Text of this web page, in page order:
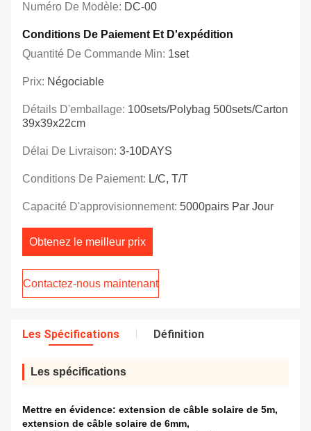
Numéro De Modèle: DC-00
Conditions De Paiement Et D'expédition
Quantité De Commande Min: 1set
Prix: Négociable
Détails D'emballage: 100sets/polybag 500sets/carton
39x39x22cm
Délai De Livraison: 3-10DAYS
Conditions De Paiement: L/C, T/T
Capacité D'approvisionnement: 5000pairs Par Jour
Obtenez le meilleur prix
Contactez-nous maintenant
Les Spécifications Définition
Les spécifications
Mettre en évidence: extension de câble solaire de 5m,
extension de câble solaire de 6mm,